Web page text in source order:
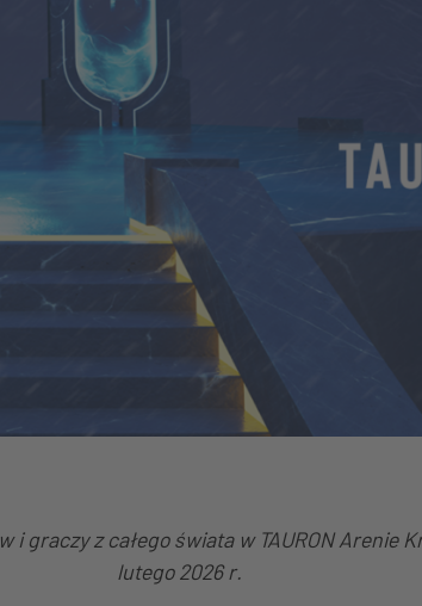
i graczy z całego świata w TAURON Arenie
lutego 2026 r.